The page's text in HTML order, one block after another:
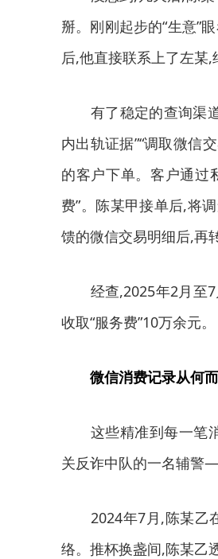
掰。刚刚起步的“生意”
后,他直接联系上了左某,
有了稳定的查询渠道,
内出轨证据”“调取微信
的客户下单。客户通过
费”。陈某甲接单后,将
馈的微信交易明细后,再
经查,2025年2月至7
收取“服务费”10万余元。
微信消费记录从何
这些精准到每一笔消
关反诈中队的一名辅警
2024年7月,陈某乙在
络。推杯换盏间,陈某乙